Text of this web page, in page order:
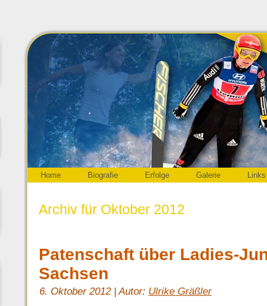
Home Biografie Erfolge Galerie Links
Archiv für Oktober 2012
Patenschaft über Ladies-
Sachsen
6. Oktober 2012 | Autor: Ulrike Gräßler